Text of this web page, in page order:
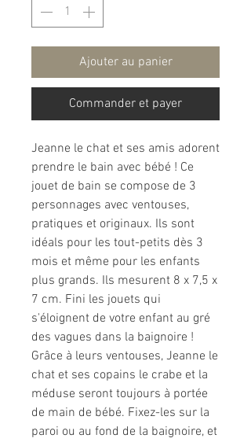
Ajouter au panier
Commander et payer
Jeanne le chat et ses amis adorent
prendre le bain avec bébé ! Ce
jouet de bain se compose de 3
personnages avec ventouses,
pratiques et originaux. Ils sont
idéals pour les tout-petits dès 3
mois et même pour les enfants
plus grands. Ils mesurent 8 x 7,5 x
7 cm. Fini les jouets qui
s'éloignent de votre enfant au gré
des vagues dans la baignoire !
Grâce à leurs ventouses, Jeanne le
chat et ses copains le crabe et la
méduse seront toujours à portée
de main de bébé. Fixez-les sur la
paroi ou au fond de la baignoire, et